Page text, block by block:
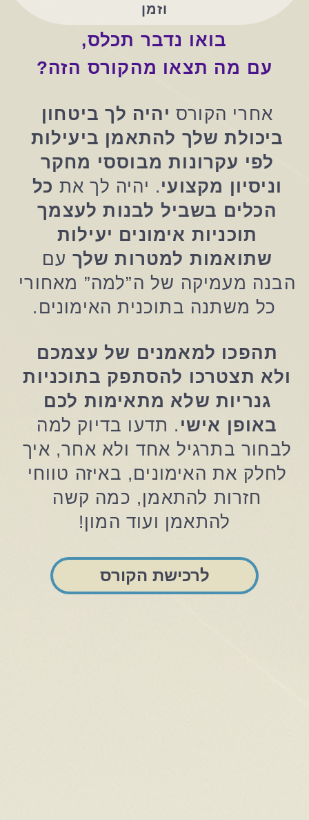
וזמן
בואו נדבר תכלס,
עם מה תצאו מהקורס הזה?
אחרי הקורס יהיה לך ביטחון
ביכולת שלך להתאמן ביעילות
לפי עקרונות מבוססי מחקר
וניסיון מקצועי. יהיה לך את כל
הכלים בשביל לבנות לעצמך
תוכניות אימונים יעילות
שתואמות למטרות שלך עם
הבנה מעמיקה של ה”למה” מאחורי
כל משתנה בתוכנית האימונים.
תהפכו למאמנים של עצמכם
ולא תצטרכו להסתפק בתוכניות
גנריות שלא מתאימות לכם
באופן אישי . תדעו בדיוק למה
לבחור בתרגיל אחד ולא אחר, איך
לחלק את האימונים, באיזה טווחי
חזרות להתאמן, כמה קשה
להתאמן ועוד המון!
לרכישת הקורס